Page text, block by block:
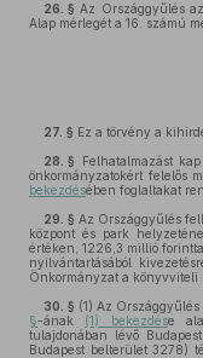
26. § Az Országgyűlés
Alap mérlegét a 16. számú
27. § Ez a törvény a
28. § Felhatalmazást
önkormányzatokért felelős
bekezdésében foglaltakat
29. § Az Országgyűlés
központ és park
értéken, 1226,3 millió
nyilvántartásából
Önkormányzat a könyvviteli
30. § (1) Az Országgyűlés
§-ának (1) bekezdése
tulajdonában lévő
Budapest belterület 3278)